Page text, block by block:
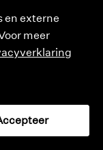
en externe
meer
zoeken